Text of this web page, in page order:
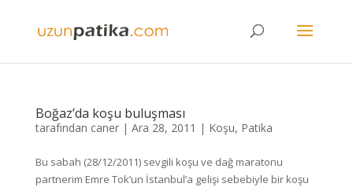
Boğaz’da koşu buluşması
tarafından caner| Ara 28, 2011 | Koşu, Patika
Bu sabah (28/12/2011) sevgili koşu ve dağ maratonu
partnerim Emre Tok’un İstanbul’a gelişi sebebiyle bir koşu